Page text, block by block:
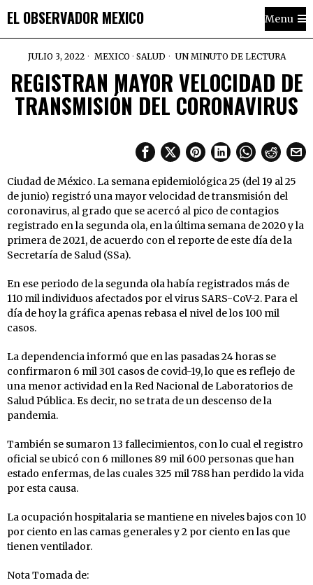
EL OBSERVADOR MEXICO Menu
JULIO 3, 2022 MEXICO · SALUD UN MINUTO DE LECTURA
REGISTRAN MAYOR VELOCIDAD DE
TRANSMISIÓN DEL CORONAVIRUS
Ciudad de México. La semana epidemiológica 25 (del 19 al 25
de junio) registró una mayor velocidad de transmisión del
coronavirus, al grado que se acercó al pico de contagios
registrado en la segunda ola, en la última semana de 2020 y la
primera de 2021, de acuerdo con el reporte de este día de la
Secretaría de Salud (SSa).
En ese periodo de la segunda ola había registrados más de
110 mil individuos afectados por el virus SARS-CoV-2. Para el
día de hoy la gráfica apenas rebasa el nivel de los 100 mil
casos.
La dependencia informó que en las pasadas 24 horas se
confirmaron 6 mil 301 casos de covid-19, lo que es reflejo de
una menor actividad en la Red Nacional de Laboratorios de
Salud Pública. Es decir, no se trata de un descenso de la
pandemia.
También se sumaron 13 fallecimientos, con lo cual el registro
oficial se ubicó con 6 millones 89 mil 600 personas que han
estado enfermas, de las cuales 325 mil 788 han perdido la vida
por esta causa.
La ocupación hospitalaria se mantiene en niveles bajos con 10
por ciento en las camas generales y 2 por ciento en las que
tienen ventilador.
Nota Tomada de: